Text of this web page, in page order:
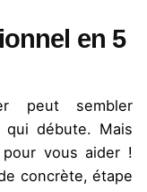
en 5
peut sembler
qui débute. Mais
vous aider !
concrète, étape